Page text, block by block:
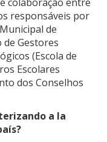
responsáveis por
de
de Gestores
(Escola de
Escolares
dos Conselhos
a la